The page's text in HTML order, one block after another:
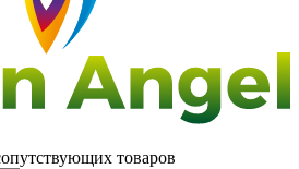
товаров